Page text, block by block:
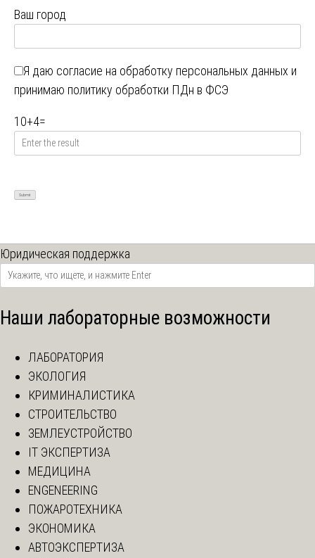
Ваш город
Я даю согласие на обработку персональных данных и
принимаю политику обработки ПДн в ФСЭ
10+4=
Юридическая поддержка
Наши лабораторные возможности
ЛАБОРАТОРИЯ
ЭКОЛОГИЯ
КРИМИНАЛИСТИКА
СТРОИТЕЛЬСТВО
ЗЕМЛЕУСТРОЙСТВО
IT ЭКСПЕРТИЗА
МЕДИЦИНА
ENGENEERING
ПОЖАРОТЕХНИКА
ЭКОНОМИКА
АВТОЭКСПЕРТИЗА